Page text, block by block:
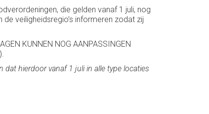
die gelden vanaf 1 juli, nog
veiligheidsregio’s informeren zodat zij
KUNNEN NOG AANPASSINGEN
hierdoor vanaf 1 juli in alle type locaties